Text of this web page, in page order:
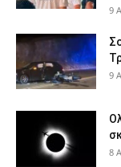
9
9
8